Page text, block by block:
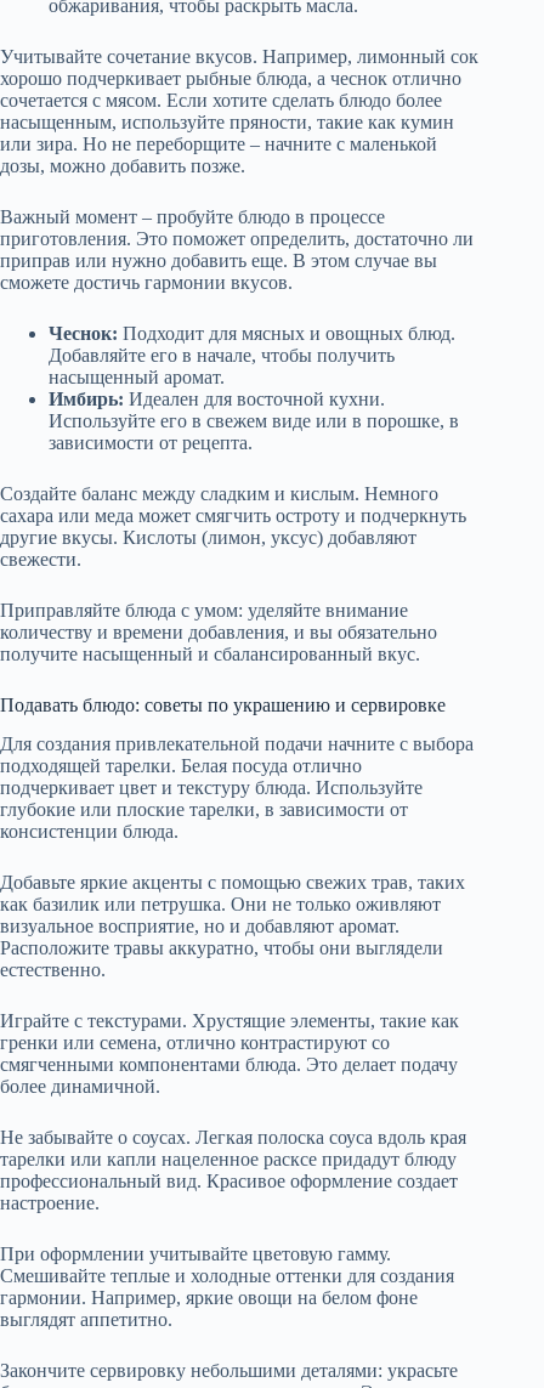
обжаривания, чтобы раскрыть масла.
Учитывайте сочетание вкусов. Например, лимонный сок
хорошо подчеркивает рыбные блюда, а чеснок отлично
сочетается с мясом. Если хотите сделать блюдо более
насыщенным, используйте пряности, такие как кумин
или зира. Но не переборщите – начните с маленькой
дозы, можно добавить позже.
Важный момент – пробуйте блюдо в процессе
приготовления. Это поможет определить, достаточно ли
приправ или нужно добавить еще. В этом случае вы
сможете достичь гармонии вкусов.
Чеснок: Подходит для мясных и овощных блюд.
Добавляйте его в начале, чтобы получить
насыщенный аромат.
Имбирь: Идеален для восточной кухни.
Используйте его в свежем виде или в порошке, в
зависимости от рецепта.
Создайте баланс между сладким и кислым. Немного
сахара или меда может смягчить остроту и подчеркнуть
другие вкусы. Кислоты (лимон, уксус) добавляют
свежести.
Приправляйте блюда с умом: уделяйте внимание
количеству и времени добавления, и вы обязательно
получите насыщенный и сбалансированный вкус.
Подавать блюдо: советы по украшению и сервировке
Для создания привлекательной подачи начните с выбора
подходящей тарелки. Белая посуда отлично
подчеркивает цвет и текстуру блюда. Используйте
глубокие или плоские тарелки, в зависимости от
консистенции блюда.
Добавьте яркие акценты с помощью свежих трав, таких
как базилик или петрушка. Они не только оживляют
визуальное восприятие, но и добавляют аромат.
Расположите травы аккуратно, чтобы они выглядели
естественно.
Играйте с текстурами. Хрустящие элементы, такие как
гренки или семена, отлично контрастируют со
смягченными компонентами блюда. Это делает подачу
более динамичной.
Не забывайте о соусах. Легкая полоска соуса вдоль края
тарелки или капли нацеленное расксе придадут блюду
профессиональный вид. Красивое оформление создает
настроение.
При оформлении учитывайте цветовую гамму.
Смешивайте теплые и холодные оттенки для создания
гармонии. Например, яркие овощи на белом фоне
выглядят аппетитно.
Закончите сервировку небольшими деталями: украсьте